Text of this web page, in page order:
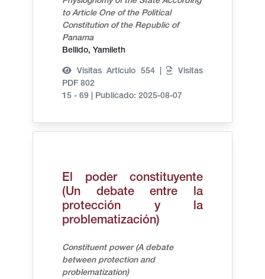
to Article One of the Political
Constitution of the Republic of
Panama
Bellido, Yamileth
Visitas Artículo 554 |
Visitas
PDF 802
15 - 69
Publicado: 2025-08-07
El poder constituyente
(Un debate entre la
protección y la
problematización)
Constituent power (A debate
between protection and
problematization)